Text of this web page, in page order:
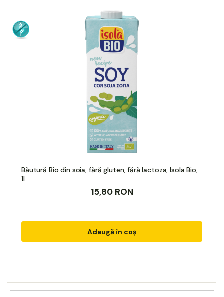
Băutură Bio din soia, fără gluten, fără lactoza, Isola Bio,
1l
15,80 RON
Adaugă în coș